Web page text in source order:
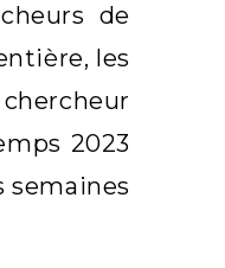
de
les
2023
semaines